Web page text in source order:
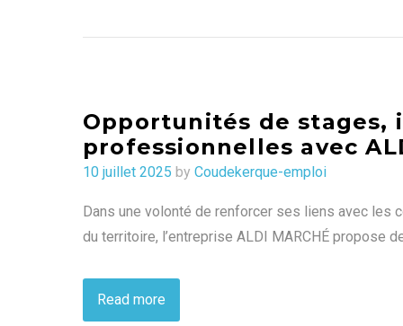
Opportunités de stages,
professionnelles avec
Posted
10 juillet 2025 by Coudekerque-emploi
Dans une volonté de renforcer ses liens avec les
du territoire, l’entreprise ALDI MARCHÉ propose
Read more